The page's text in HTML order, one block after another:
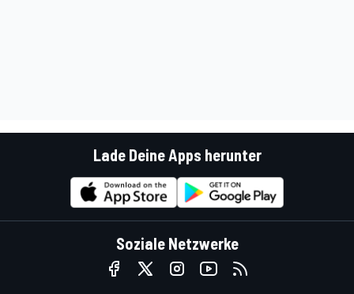
Lade Deine Apps herunter
Soziale Netzwerke